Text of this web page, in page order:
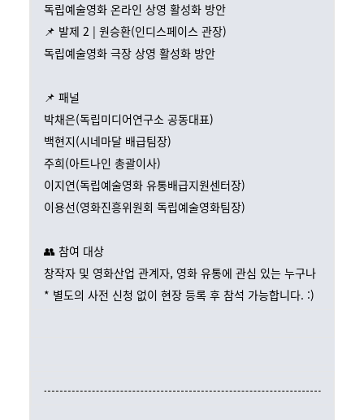
독립예술영화 온라인 상영 활성화 방안
📌 발제 2 | 원승환(인디스페이스 관장)
독립예술영화 극장 상영 활성화 방안
📌 패널
박채은(독립미디어연구소 공동대표)
백현지(시네마달 배급팀장)
주희(아트나인 총괄이사)
이지연(독립예술영화 유통배급지원센터장)
이용선(영화진흥위원회 독립예술영화팀장)
👥 참여 대상
창작자 및 영화산업 관계자, 영화 유통에 관심 있는 누구나
* 별도의 사전 신청 없이 현장 등록 후 참석 가능합니다. :)